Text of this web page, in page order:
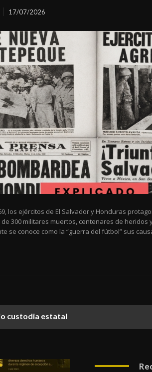
17/07/2026
los ejércitos de El Salvador y Honduras
300 militares muertos, centenares de heridos
se conoce como la “guerra del fútbol” sus
custodia estatal